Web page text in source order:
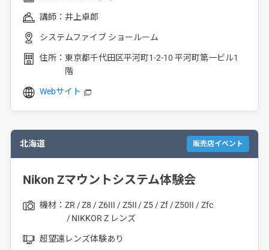
講師： 井上卓郎
システムファイブ ショールーム
住所： 東京都千代田区平河町1-2-10 平河町第一ビル1
階
Webサイト
北海道 販売店イベント
Nikon Zマウントシステム体験会
機材： ZR Z8 Z6III Z5II Z5 Zf Z50II
Zfc
NIKKOR Z レンズ
超望遠レンズ体験あり